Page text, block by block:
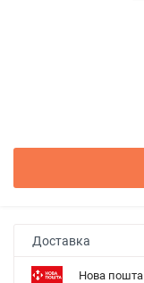
Доставка
Нова пошта